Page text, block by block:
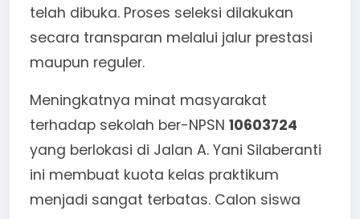
telah dibuka. Proses seleksi dilakukan
secara transparan melalui jalur prestasi
maupun reguler.
Meningkatnya minat masyarakat
terhadap sekolah ber-NPSN 10603724
yang berlokasi di Jalan A. Yani Silaberanti
ini membuat kuota kelas praktikum
menjadi sangat terbatas. Calon siswa